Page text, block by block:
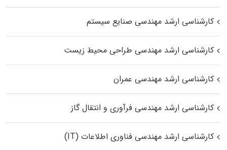
کارشناسی ارشد مهندسی صنایع سیستم
کارشناسی ارشد مهندسی طراحی محیط زیست
کارشناسی ارشد مهندسی عمران
کارشناسی ارشد مهندسی فرآوری و انتقال گاز
کارشناسی ارشد مهندسی فناوری اطلاعات (IT)